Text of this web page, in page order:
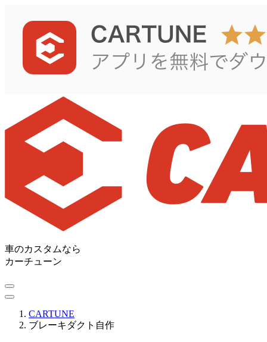
車のカスタムなら
カーチューン
CARTUNE
ブレーキダクト自作